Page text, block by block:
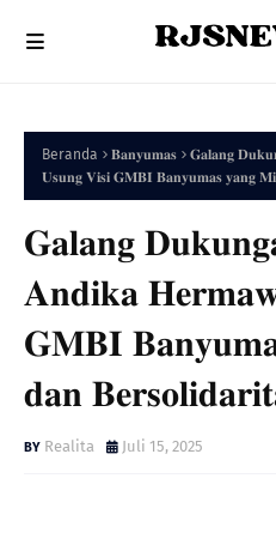
Beranda 𝐁𝐚𝐧𝐲𝐮𝐦𝐚𝐬
𝐆𝐚𝐥𝐚𝐧𝐠
𝐔𝐬𝐮𝐧𝐠 𝐕𝐢𝐬𝐢 𝐆𝐌𝐁𝐈 𝐁𝐚𝐧𝐲𝐮𝐦𝐚𝐬 𝐲𝐚𝐧𝐠
𝐆𝐚𝐥𝐚𝐧𝐠
𝐀𝐧𝐝𝐢𝐤𝐚
𝐆𝐌𝐁𝐈
𝐝𝐚𝐧
Realita Juli 15, 2025